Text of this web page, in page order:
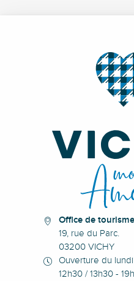
Office de
19, rue du Parc.
03200 VICHY
Ouverture du
12h30 / 13h30 - 19h